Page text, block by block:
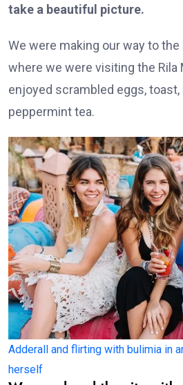
take a beautiful picture.
We were making our way to the
where we were visiting the Rila
enjoyed scrambled eggs,
peppermint tea.
Adderall and flirting with bulimia in
herself